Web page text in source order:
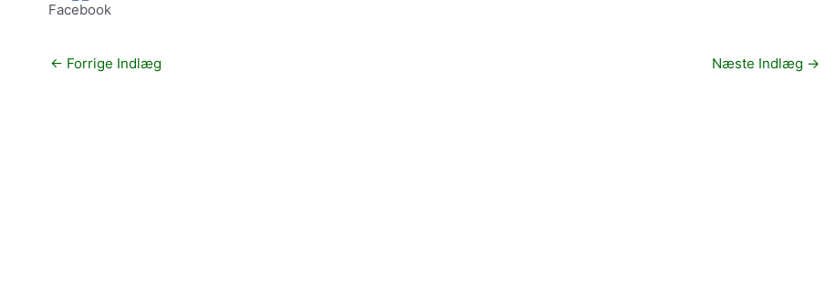
Facebook
← Forrige Indlæg Næste Indlæg →